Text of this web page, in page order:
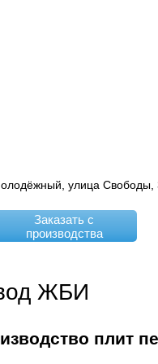
улица Свободы,
Заказать с
производства
ЖБИ
плит